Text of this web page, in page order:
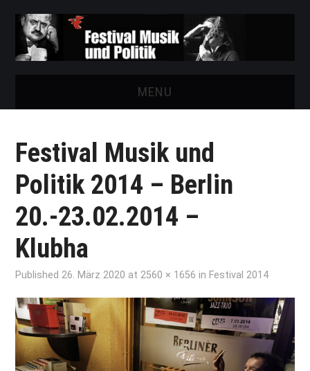
MENU
FESTIVAL
NEWS
AUSSTELLUNGEN
ARCHIV
PRINT & CDS
Festival Musik und
Politik 2014 – Berlin
20.-23.02.2014 –
Klubha
Published26. März 2020 at2560 × 1656 in Festival 2014